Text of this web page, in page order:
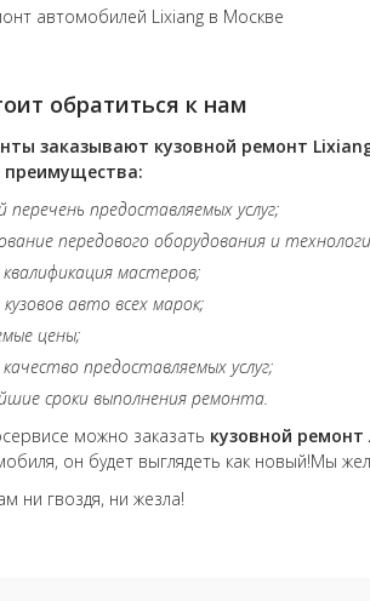
автомобилей Lixiang в Москве
обратиться к нам
заказывают кузовной ремонт
преимущества:
перечень предоставляемых услуг;
передового оборудования и
квалификация мастеров;
авто всех марок;
цены;
качество предоставляемых услуг;
сроки выполнения ремонта.
можно заказать кузовной ремонт
он будет выглядеть как новый!Мы
ни гвоздя, ни жезла!